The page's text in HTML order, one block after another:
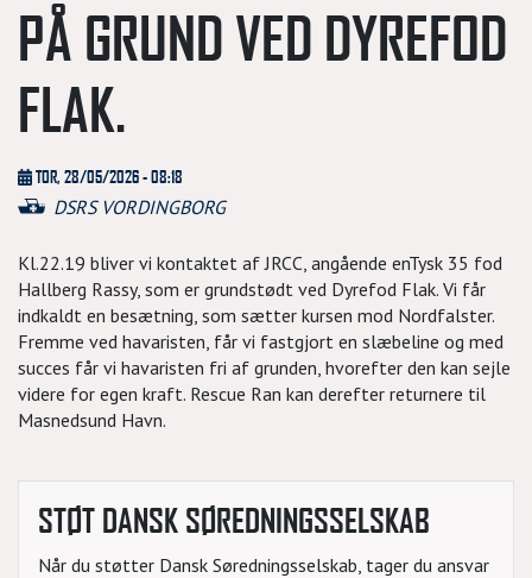
PÅ GRUND VED DYREFOD
FLAK.
TOR, 28/05/2026 - 08:18
DSRS VORDINGBORG
Kl.22.19 bliver vi kontaktet af JRCC, angående enTysk 35 fod
Hallberg Rassy, som er grundstødt ved Dyrefod Flak. Vi får
indkaldt en besætning, som sætter kursen mod Nordfalster.
Fremme ved havaristen, får vi fastgjort en slæbeline og med
succes får vi havaristen fri af grunden, hvorefter den kan sejle
videre for egen kraft. Rescue Ran kan derefter returnere til
Masnedsund Havn.
STØT DANSK SØREDNINGSSELSKAB
Når du støtter Dansk Søredningsselskab, tager du ansvar